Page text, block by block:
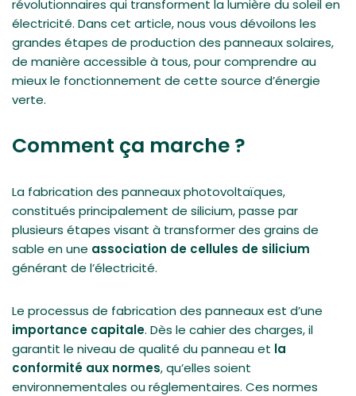
révolutionnaires qui transforment la lumière du soleil en
électricité. Dans cet article, nous vous dévoilons les
grandes étapes de production des panneaux solaires,
de manière accessible à tous, pour comprendre au
mieux le fonctionnement de cette source d’énergie
verte.
Comment ça marche ?
La fabrication des panneaux photovoltaïques,
constitués principalement de silicium, passe par
plusieurs étapes visant à transformer des grains de
sable en une association de cellules de silicium
générant de l’électricité.
Le processus de fabrication des panneaux est d’une
importance capitale. Dès le cahier des charges, il
garantit le niveau de qualité du panneau et la
conformité aux normes, qu’elles soient
environnementales ou réglementaires. Ces normes